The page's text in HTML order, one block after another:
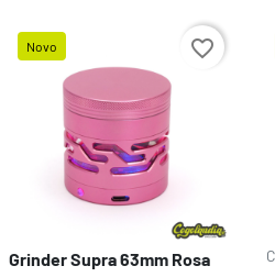
Novo
Grinder Supra 63mm Rosa
favorite_border